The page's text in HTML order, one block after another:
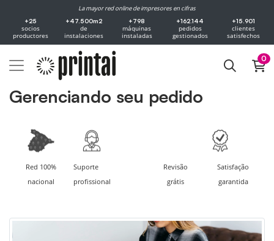
La mayor red online de impresores en cifras
+25
socios
productores
+47.500m2
de
instalaciones
+798
máquinas
instaladas
+162.144
pedidos
gestionados
+15.901
clientes
satisfechos
0
Gerenciando seu pedido
Red 100%
nacional
Suporte
profissional
Revisão
grátis
Satisfação
garantida